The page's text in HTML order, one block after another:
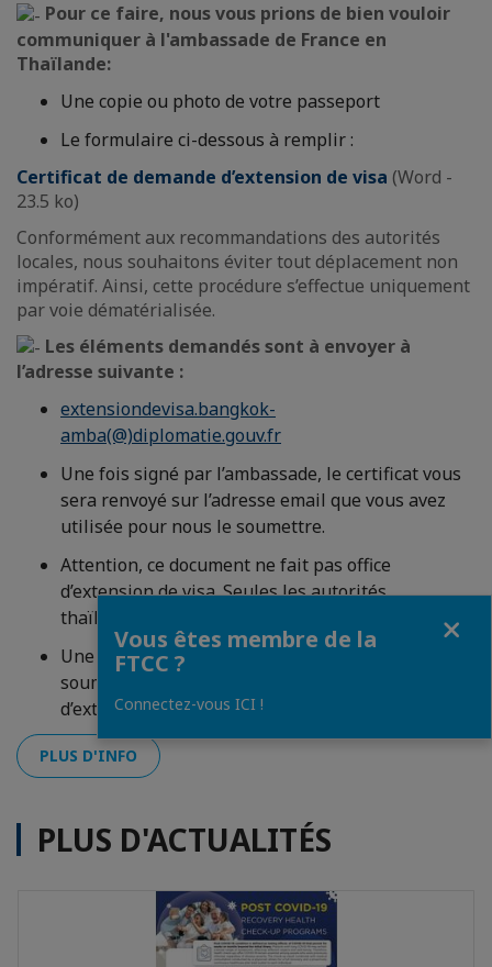
Pour ce faire, nous vous prions de bien vouloir
communiquer à l'ambassade de France en
Thaïlande:
Une copie ou photo de votre passeport
Le formulaire ci-dessous à remplir :
Certificat de demande d’extension de visa (Word -
23.5 ko)
Conformément aux recommandations des autorités
locales, nous souhaitons éviter tout déplacement non
impératif. Ainsi, cette procédure s’effectue uniquement
par voie dématérialisée.
Les éléments demandés sont à envoyer à
l’adresse suivante :
extensiondevisa.bangkok-
amba(@)diplomatie.gouv.fr
Une fois signé par l’ambassade, le certificat vous
sera renvoyé sur l’adresse email que vous avez
utilisée pour nous le soumettre.
Attention, ce document ne fait pas office
d’extension de visa. Seules les autorités
thaïlandaises sont compétentes pour ce faire.
Une fois votre certificat reçu, vous devez le
soumettre en annexe de votre demande
d’extension de visa.
PLUS D'INFO
PLUS D'ACTUALITÉS
Vous êtes membre de la
FTCC ?
Connectez-vous ICI !